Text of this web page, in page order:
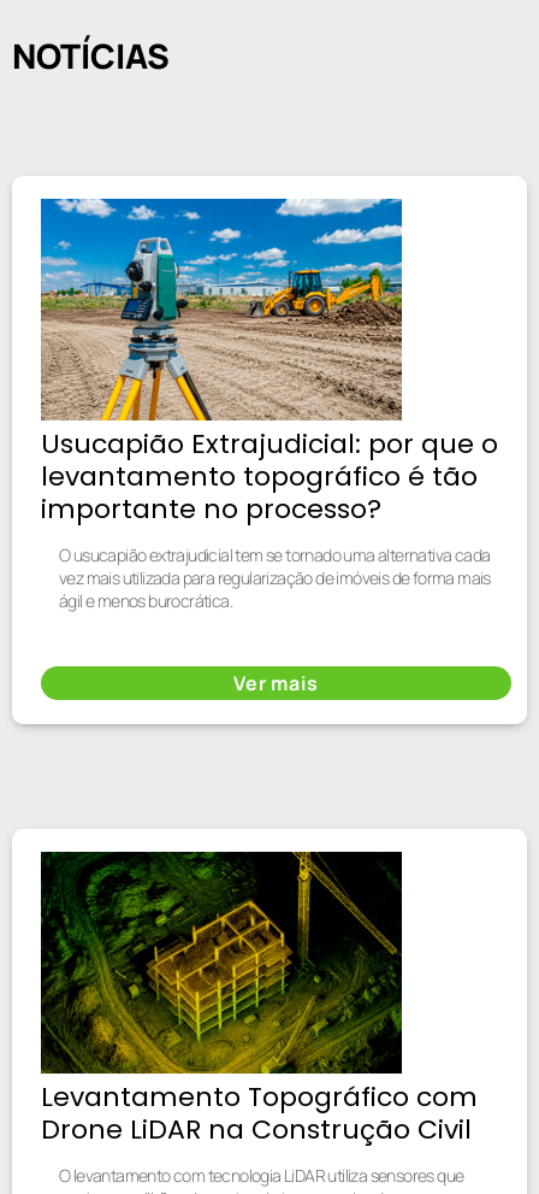
NOTÍCIAS
Usucapião Extrajudicial: por que o
levantamento topográfico é tão
importante no processo?
O usucapião extrajudicial tem se tornado uma alternativa cada
vez mais utilizada para regularização de imóveis de forma mais
ágil e menos burocrática.
Ver mais
Levantamento Topográfico com
Drone LiDAR na Construção Civil
O levantamento com tecnologia LiDAR utiliza sensores que